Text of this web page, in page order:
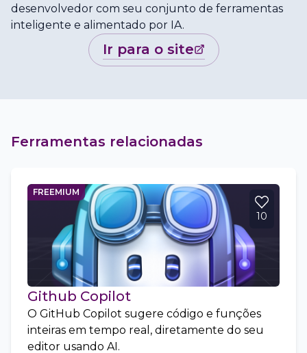
desenvolvedor com seu conjunto de ferramentas
inteligente e alimentado por IA.
ir para o site
Ferramentas relacionadas
FREEMIUM
10
Github Copilot
O GitHub Copilot sugere código e funções
inteiras em tempo real, diretamente do seu
editor usando AI.